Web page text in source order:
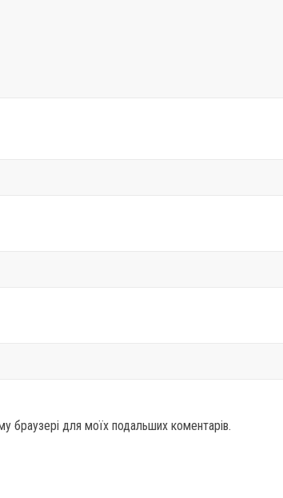
браузері для моїх подальших коментарів.